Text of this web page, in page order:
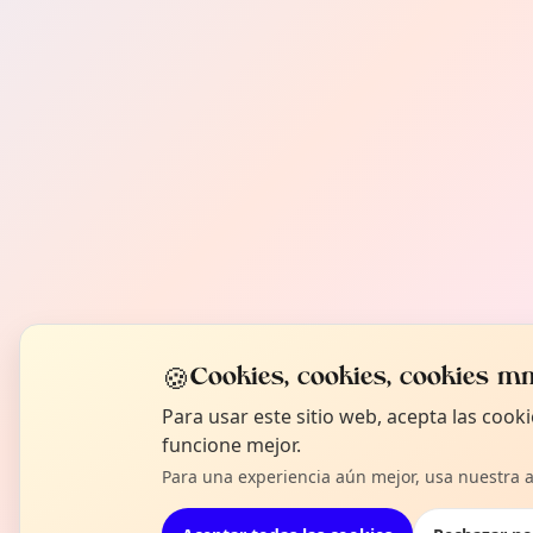
🍪Cookies, cookies, cookies
Para usar este sitio web, acepta las
funcione mejor.
Para una experiencia aún mejor, usa nuestra